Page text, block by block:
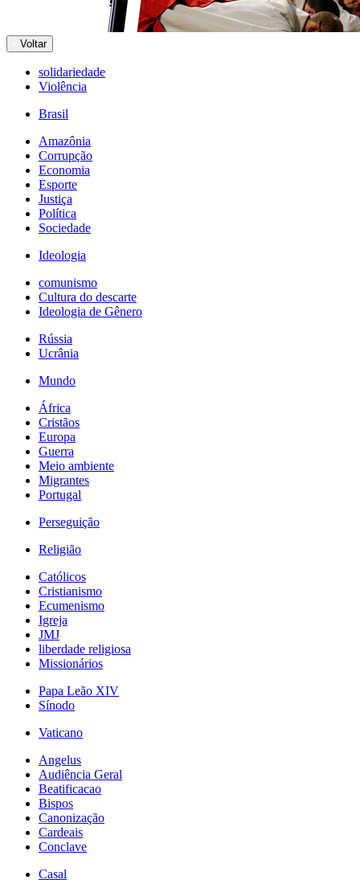
Voltar
solidariedade
Violência
Brasil
Amazônia
Corrupção
Economia
Esporte
Justiça
Política
Sociedade
Ideologia
comunismo
Cultura do descarte
Ideologia de Gênero
Rússia
Ucrânia
Mundo
África
Cristãos
Europa
Guerra
Meio ambiente
Migrantes
Portugal
Perseguição
Religião
Católicos
Cristianismo
Ecumenismo
Igreja
JMJ
liberdade religiosa
Missionários
Papa Leão XIV
Sínodo
Vaticano
Angelus
Audiência Geral
Beatificacao
Bispos
Canonização
Cardeais
Conclave
Casal